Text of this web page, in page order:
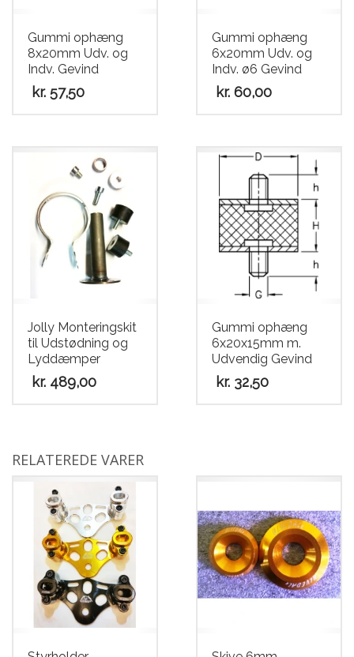
Gummi ophæng
8x20mm Udv. og
Indv. Gevind
kr. 57,50
Gummi ophæng
6x20mm Udv. og
Indv. ø6 Gevind
kr.60,00
Jolly Monteringskit
til Udstødning og
Lyddæmper
kr. 489,00
flere
Mulighederne
vælges
varesiden
Gummi ophæng
6x20x15mm m.
Udvendig Gevind
kr.32,50
RELATEREDE VARER